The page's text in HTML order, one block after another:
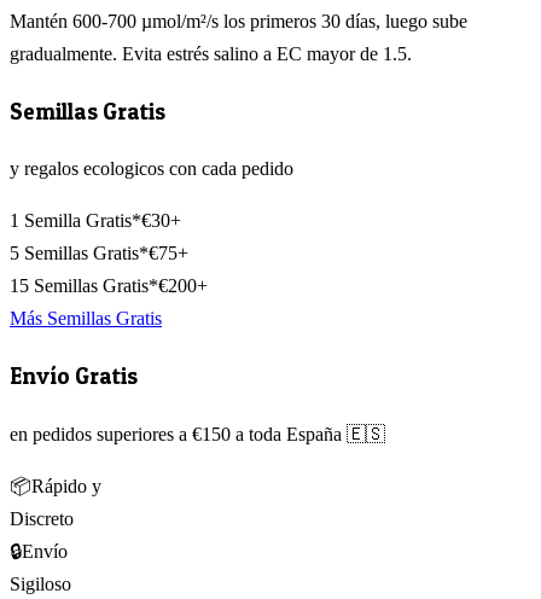
Mantén 600-700 µmol/m²/s los primeros 30 días, luego sube
gradualmente. Evita estrés salino a EC mayor de 1.5.
Semillas Gratis
y regalos ecologicos con cada pedido
1 Semilla Gratis*€30+
5 Semillas Gratis*€75+
15 Semillas Gratis*€200+
Más Semillas Gratis
Envío Gratis
en pedidos superiores a €150 a toda España 🇪🇸
📦Rápido y
Discreto
🔒Envío
Sigiloso